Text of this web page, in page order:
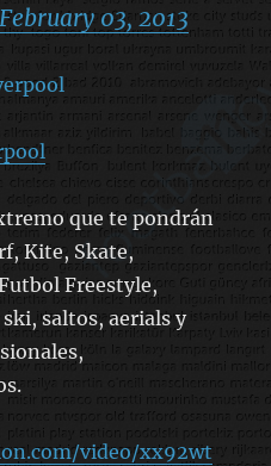
February 03, 2013
que te pondrán
Kite, Skate,
Freestyle,
saltos, aerials y
video/xx92wt